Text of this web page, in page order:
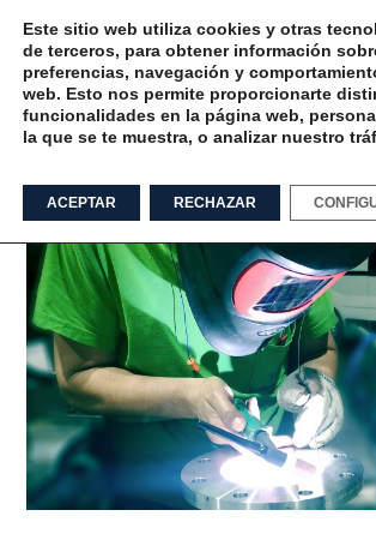
Soldadura técnica
Este sitio web utiliza cookies y otras
de terceros, para obtener información
preferencias, navegación y
web. Esto nos permite proporcionarte
funcionalidades en la página web,
la que se te muestra, o analizar nuestro
ACEPTAR RECHAZAR